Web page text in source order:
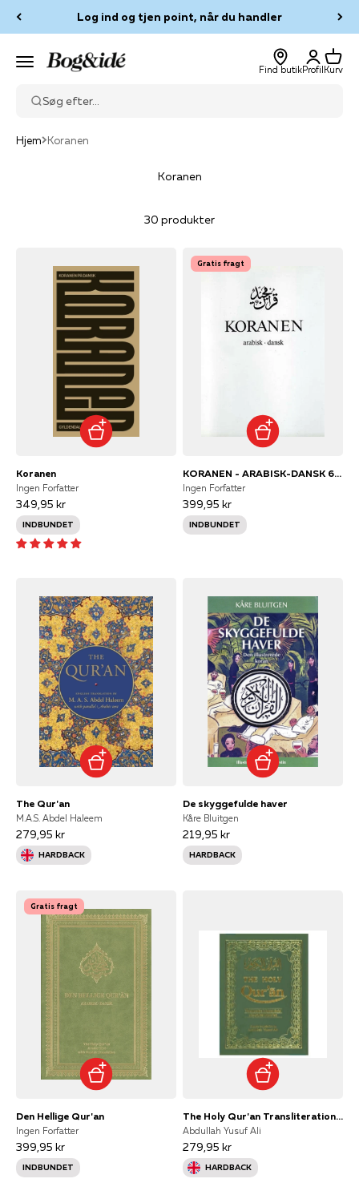
Log ind og tjen point, når du handler
Menu Bog & idé
Find butik
Log ind
Profil
Kurv
Kurv
Søg efter...
Hjem Koranen
Koranen
30 produkter
Koranen
Ingen Forfatter
349,95 kr
INDBUNDET
Gratis fragt
KORANEN - ARABISK-DANSK 6.UDG.
Ingen Forfatter
399,95 kr
INDBUNDET
The Qur'an
M.A.S. Abdel Haleem
279,95 kr
HARDBACK
De skyggefulde haver
Kåre Bluitgen
219,95 kr
HARDBACK
Gratis fragt
Den Hellige Qur'an
Ingen Forfatter
399,95 kr
INDBUNDET
The Holy Qur'an Transliteration in Roman Script With Arabic
Abdullah Yusuf Ali
279,95 kr
HARDBACK